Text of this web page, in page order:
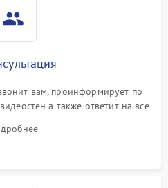
вам, проинформирует по
а также ответит на все